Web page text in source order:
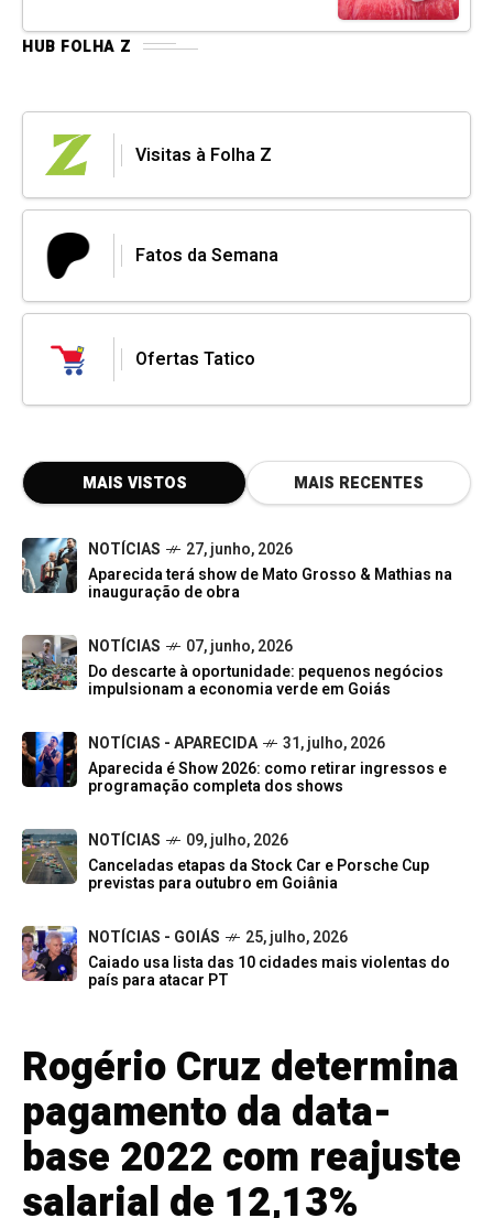
HUB FOLHA Z
Visitas à Folha Z
Fatos da Semana
Ofertas Tatico
MAIS VISTOS MAIS RECENTES
NOTÍCIAS
27, junho, 2026
Aparecida terá show de Mato Grosso & Mathias na
inauguração de obra
NOTÍCIAS
07, junho, 2026
Do descarte à oportunidade: pequenos negócios
impulsionam a economia verde em Goiás
NOTÍCIAS - APARECIDA
31, julho, 2026
Aparecida é Show 2026: como retirar ingressos e
programação completa dos shows
NOTÍCIAS
09, julho, 2026
Canceladas etapas da Stock Car e Porsche Cup
previstas para outubro em Goiânia
NOTÍCIAS - GOIÁS
25, julho, 2026
Caiado usa lista das 10 cidades mais violentas do
país para atacar PT
Rogério Cruz determina
pagamento da data-
base 2022 com reajuste
salarial de 12,13%